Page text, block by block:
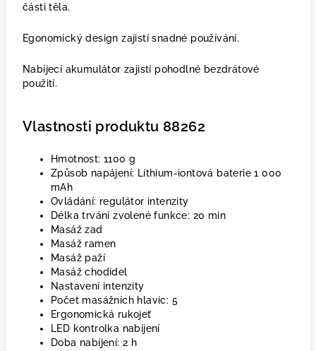
části těla.
Egonomický design zajistí snadné používání.
Nabíjecí akumulátor zajistí pohodlné bezdrátové
použití.
Vlastnosti produktu 88262
Hmotnost: 1100 g
Způsob napájení: Lithium-iontová baterie 1 000
mAh
Ovládání: regulátor intenzity
Délka trvání zvolené funkce: 20 min
Masáž zad
Masáž ramen
Masáž paží
Masáž chodidel
Nastavení intenzity
Počet masážních hlavic: 5
Ergonomická rukojeť
LED kontrolka nabíjení
Doba nabíjení: 2 h